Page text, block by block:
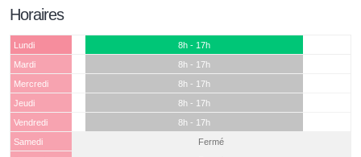
Horaires
Lundi
8h - 17h
Mardi
8h - 17h
Mercredi
8h - 17h
Jeudi
8h - 17h
Vendredi
8h - 17h
Samedi
Fermé